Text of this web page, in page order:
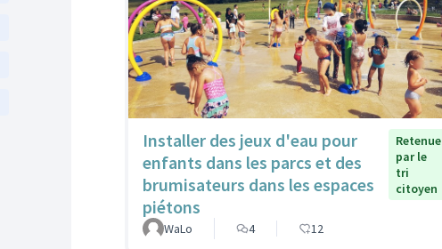
Installer des jeux d'eau pour
enfants dans les parcs et des
brumisateurs dans les espaces
piétons
Retenue
par le
tri
citoyen
WaLo 4 12